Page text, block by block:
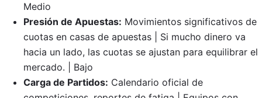
Medio
Presión de Apuestas: Movimientos significativos de
cuotas en casas de apuestas | Si mucho dinero va
hacia un lado, las cuotas se ajustan para equilibrar el
mercado. | Bajo
Carga de Partidos: Calendario oficial de